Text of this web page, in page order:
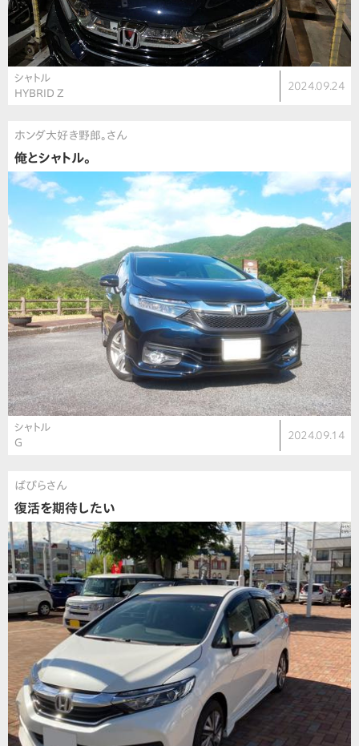
シャトル
HYBRID Z
2024.09.24
ホンダ大好き野郎。さん
俺とシャトル。
シャトル
G
2024.09.14
ばぴらさん
復活を期待したい